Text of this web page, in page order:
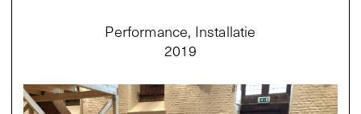
Performance, Installatie
2019